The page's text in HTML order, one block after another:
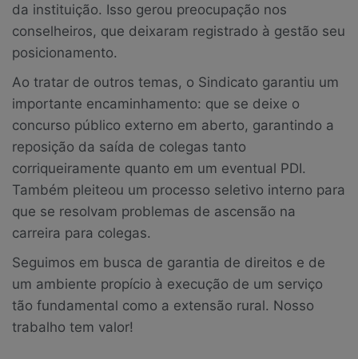
da instituição. Isso gerou preocupação nos
conselheiros, que deixaram registrado à gestão seu
posicionamento.
Ao tratar de outros temas, o Sindicato garantiu um
importante encaminhamento: que se deixe o
concurso público externo em aberto, garantindo a
reposição da saída de colegas tanto
corriqueiramente quanto em um eventual PDI.
Também pleiteou um processo seletivo interno para
que se resolvam problemas de ascensão na
carreira para colegas.
Seguimos em busca de garantia de direitos e de
um ambiente propício à execução de um serviço
tão fundamental como a extensão rural. Nosso
trabalho tem valor!